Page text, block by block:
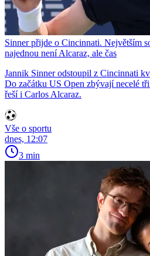
Sinner přijde o Cincinnati. Největším
najednou není Alcaraz, ale čas
Jannik Sinner odstoupil z Cincinnati
Do začátku US Open zbývají necelé
řeší i Carlos Alcaraz.
Vše o sportu
dnes, 12:07
3 min